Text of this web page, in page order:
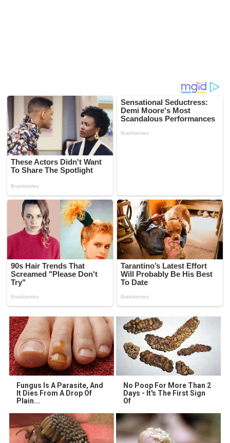
Fungus Is A Parasite, And
It Dies From A Drop Of
Plain...
No Poop For More Than 2
Days - It's The First Sign
Of